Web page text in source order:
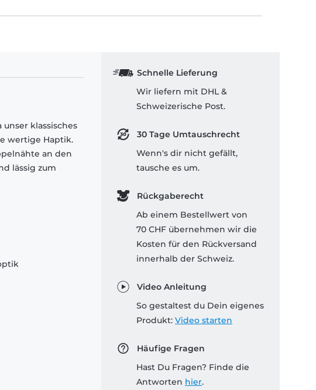
klassisches
wertige Haptik.
an den
lässig zum
Schnelle Lieferung
Wir liefern mit DHL &
Schweizerische Post.
30 Tage Umtauschrecht
Wenn's dir nicht gefällt,
tausche es um.
Rückgaberecht
Ab einem Bestellwert von
70 CHF übernehmen wir die
Kosten für den Rückversand
innerhalb der Schweiz.
Video Anleitung
So gestaltest du Dein eigenes
Produkt: Video starten
Häufige Fragen
Hast Du Fragen? Finde die
Antworten hier.